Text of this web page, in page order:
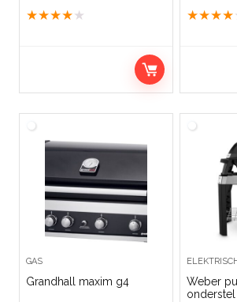
★★★★ ★ ★★★★
GAS
Grandhall maxim g4
Weber
onderstel